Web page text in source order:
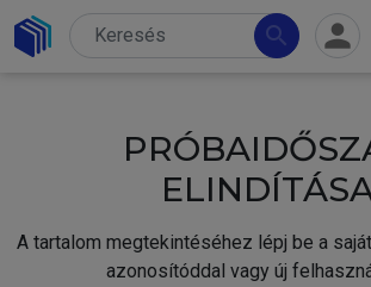
search person
A tartalom megtekintéséhez lépj be a
azonosítóddal vagy új